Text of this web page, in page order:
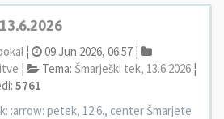
¦
09 Jun 2026, 06:57 ¦
¦ Tema: Šmarješki tek, 13.6.2026 ¦
5761
:arrow: petek, 12.6., center Šmarjete